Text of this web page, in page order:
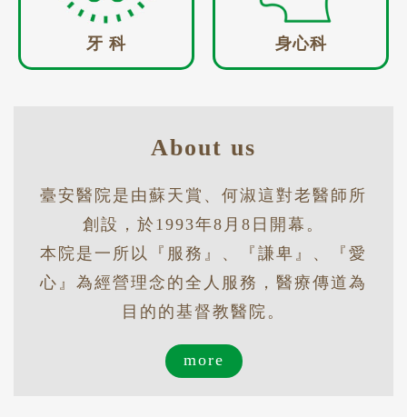
牙 科 身心科
About us
臺安醫院是由蘇天賞、何淑這對老醫師所
創設，於1993年8月8日開幕。
本院是一所以『服務』、『謙卑』、『愛
心』為經營理念的全人服務，醫療傳道為
目的的基督教醫院。
more